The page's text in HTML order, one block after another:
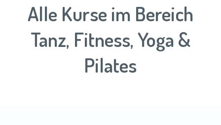
Alle Kurse im Bereich
Tanz, Fitness, Yoga &
Pilates